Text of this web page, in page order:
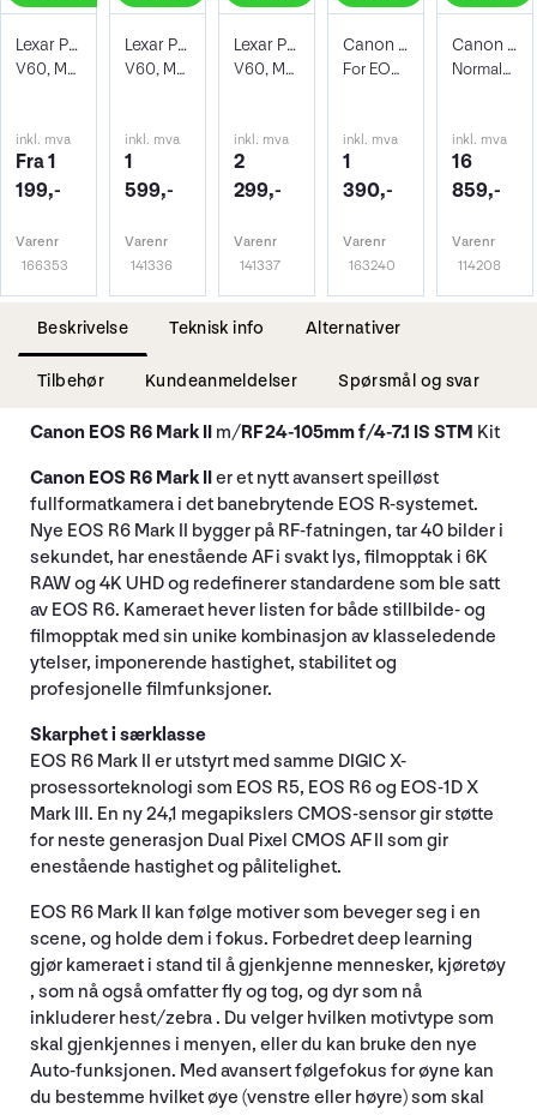
Lexar Pro 1800X SDXC UHS-II U3
V60, Max Read 280 - Write 210 MB/s
inkl. mva
Fra 1
199,-
Varenr
166353
Lexar Pro 1800X SDXC UHS-II U3 128GB
V60, Max Read 280 - Write 210 MB/s
inkl. mva
1
599,-
Varenr
141336
Lexar Pro 1800X SDXC UHS-II U3 256GB
V60, Max Read 280 - Write 210 MB/s
inkl. mva
2
299,-
Varenr
141337
Canon LP-E6P Batteri
For EOS kamera
inkl. mva
1
390,-
Varenr
163240
Canon RF 24-105mm f/4L IS USM
Normalzoom. Ø77mm
inkl. mva
16
859,-
Varenr
114208
Beskrivelse Teknisk info Alternativer
Tilbehør Kundeanmeldelser Spørsmål og svar
Canon EOS R6 Mark II m/RF 24-105mm f/4-7.1 IS STM Kit
Canon EOS R6 Mark IIer et nytt avansert speilløst
fullformatkamera i det banebrytende EOS R-systemet.
Nye EOS R6 Mark II bygger på RF-fatningen, tar 40 bilder i
sekundet, har enestående AF i svakt lys, filmopptak i 6K
RAW og 4K UHD og redefinerer standardene som ble satt
av EOS R6. Kameraet hever listen for både stillbilde- og
filmopptak med sin unike kombinasjon av klasseledende
ytelser, imponerende hastighet, stabilitet og
profesjonelle filmfunksjoner.
Skarphet i særklasse
EOS R6 Mark II er utstyrt med samme DIGIC X-
prosessorteknologi som EOS R5, EOS R6 og EOS-1D X
Mark III. En ny 24,1 megapikslers CMOS-sensor gir støtte
for neste generasjon Dual Pixel CMOS AF II som gir
enestående hastighet og pålitelighet.
EOS R6 Mark II kan følge motiver som beveger seg i en
scene, og holde dem i fokus. Forbedret deep learning
gjør kameraet i stand til å gjenkjenne mennesker, kjøretøy
, som nå også omfatter fly og tog, og dyr som nå
inkluderer hest/zebra . Du velger hvilken motivtype som
skal gjenkjennes i menyen, eller du kan bruke den nye
Auto-funksjonen. Med avansert følgefokus for øyne kan
du bestemme hvilket øye (venstre eller høyre) som skal